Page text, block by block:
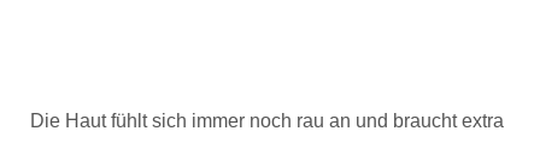
Die Haut fühlt sich immer noch rau an und braucht extra